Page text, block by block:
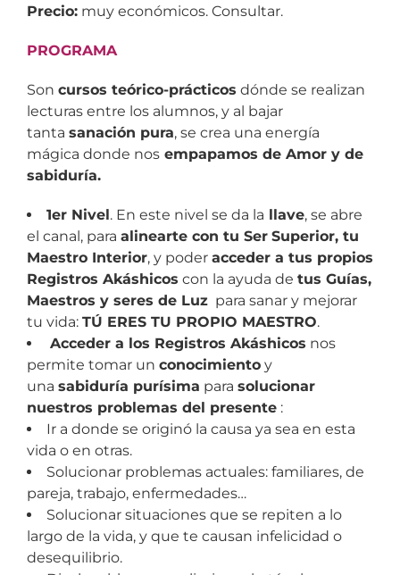
Precio: muy económicos. Consultar.
PROGRAMA
Son cursos teórico-prácticos dónde se realizan
lecturas entre los alumnos, y al bajar
tanta sanación pura, se crea una energía
mágica donde nos empapamos de Amor y de
sabiduría.
1er Nivel. En este nivel se da la llave, se abre
el canal, para alinearte con tu Ser Superior, tu
Maestro Interior, y poder acceder a tus propios
Registros Akáshicos con la ayuda de tus Guías,
Maestros y seres de Luz para sanar y mejorar
tu vida: TÚ ERES TU PROPIO MAESTRO.
Acceder a los Registros Akáshicos nos
permite tomar un conocimiento y
una sabiduría purísima para solucionar
nuestros problemas del presente :
Ir a donde se originó la causa ya sea en esta
vida o en otras.
Solucionar problemas actuales: familiares, de
pareja, trabajo, enfermedades…
Solucionar situaciones que se repiten a lo
largo de la vida, y que te causan infelicidad o
desequilibrio.